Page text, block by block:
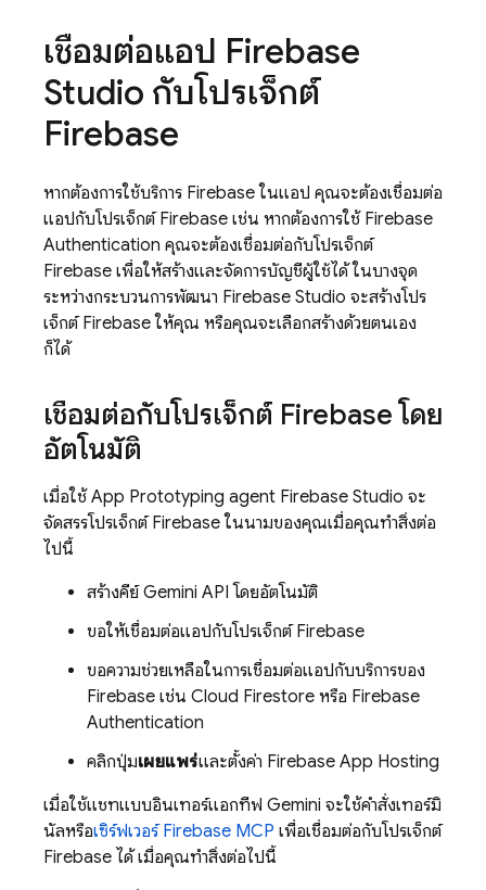
เชื่อมต่อแอป Firebase
Studio กับโปรเจ็กต์
Firebase
หากต้องการใช้บริการ Firebase ในแอป คุณจะต้องเชื่อมต่อ
แอปกับโปรเจ็กต์ Firebase เช่น หากต้องการใช้ Firebase
Authentication คุณจะต้องเชื่อมต่อกับโปรเจ็กต์
Firebase เพื่อให้สร้างและจัดการบัญชีผู้ใช้ได้ ในบางจุด
ระหว่างกระบวนการพัฒนา Firebase Studio จะสร้างโปร
เจ็กต์ Firebase ให้คุณ หรือคุณจะเลือกสร้างด้วยตนเอง
ก็ได้
เชื่อมต่อกับโปรเจ็กต์ Firebase โดย
อัตโนมัติ
เมื่อใช้ App Prototyping agent Firebase Studio จะ
จัดสรรโปรเจ็กต์ Firebase ในนามของคุณเมื่อคุณทำสิ่งต่อ
ไปนี้
สร้างคีย์ Gemini API โดยอัตโนมัติ
ขอให้เชื่อมต่อแอปกับโปรเจ็กต์ Firebase
ขอความช่วยเหลือในการเชื่อมต่อแอปกับบริการของ
Firebase เช่น Cloud Firestore หรือ Firebase
Authentication
คลิกปุ่มเผยแพร่และตั้งค่า Firebase App Hosting
เมื่อใช้แชทแบบอินเทอร์แอกทีฟ Gemini จะใช้คำสั่งเทอร์มิ
นัลหรือเซิร์ฟเวอร์ Firebase MCP เพื่อเชื่อมต่อกับโปรเจ็กต์
Firebase ได้ เมื่อคุณทำสิ่งต่อไปนี้